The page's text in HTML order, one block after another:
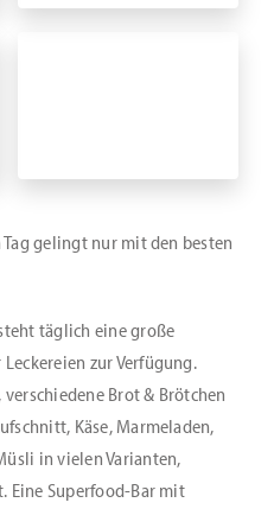
gelingt nur mit den besten
täglich eine große
zur Verfügung.
Brot & Brötchen
Käse, Marmeladen,
in vielen Varianten,
Eine Superfood-Bar mit